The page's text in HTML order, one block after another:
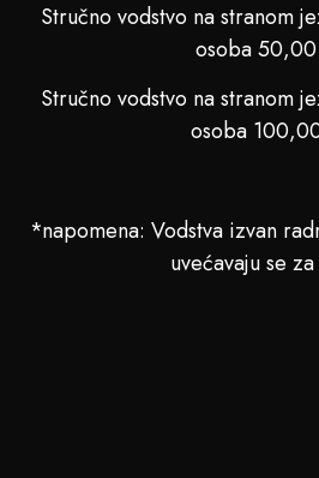
Stručno vodstvo na stranom
osoba
Stručno vodstvo na stranom
osoba
*napomena: Vodstva izvan
uvećavaju se